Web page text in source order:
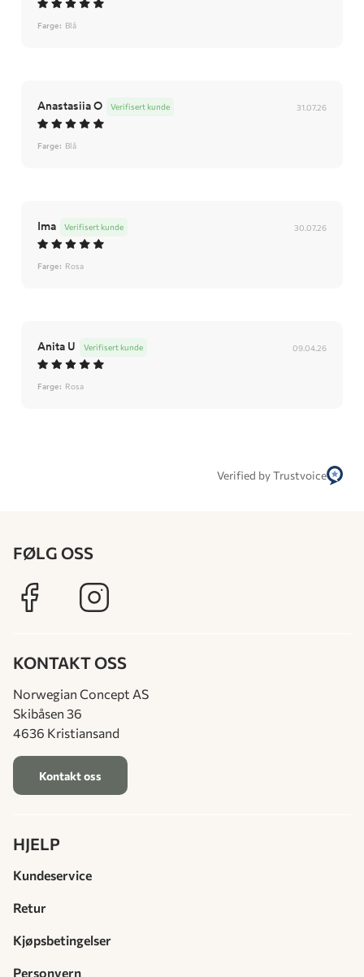
Farge: Blå
Anastasiia O 31.07.26
Verifisert kunde
Farge: Blå
Ima 30.07.26
Verifisert kunde
Farge: Rosa
Anita U 09.04.26
Verifisert kunde
Farge: Rosa
Verified by Trustvoice
FØLG OSS
KONTAKT OSS
Norwegian Concept AS
Skibåsen 36
4636 Kristiansand
Kontakt oss
HJELP
Kundeservice
Retur
Kjøpsbetingelser
Personvern